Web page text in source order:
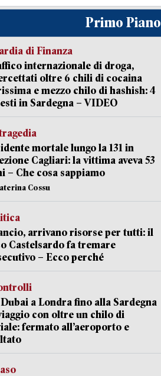
Primo Piano
di Finanza
internazionale di droga,
oltre 6 chili di cocaina
e mezzo chilo di hashish: 4
in Sardegna – VIDEO
mortale lungo la 131 in
Cagliari: la vittima aveva 53
– Che cosa sappiamo
Cossu
arrivano risorse per tutti: il
Castelsardo fa tremare
– Ecco perché
a Londra fino alla Sardegna
con oltre un chilo di
fermato all’aeroporto e